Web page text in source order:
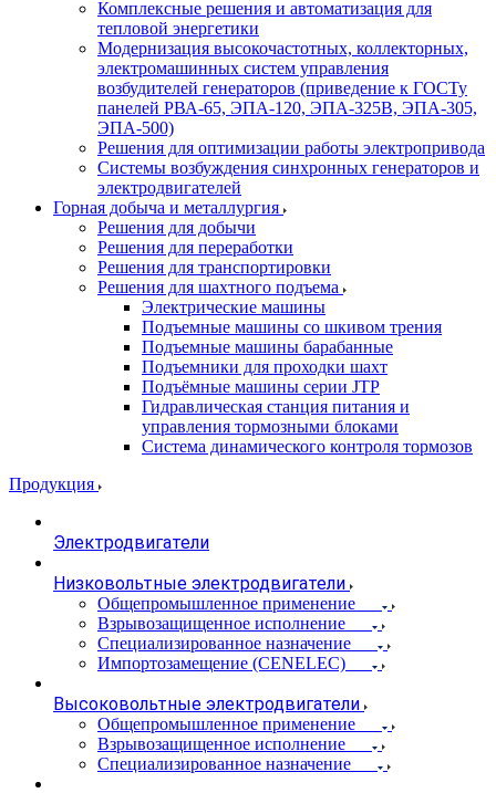
Комплексные решения и автоматизация для
тепловой энергетики
Модернизация высокочастотных, коллекторных,
электромашинных систем управления
возбудителей генераторов (приведение к ГОСТу
панелей РВА-65, ЭПА-120, ЭПА-325В, ЭПА-305,
ЭПА-500)
Решения для оптимизации работы электропривода
Системы возбуждения синхронных генераторов и
электродвигателей
Горная добыча и металлургия
Решения для добычи
Решения для переработки
Решения для транспортировки
Решения для шахтного подъема
Электрические машины
Подъемные машины со шкивом трения
Подъемные машины барабанные
Подъемники для проходки шахт
Подъёмные машины серии JTP
Гидравлическая станция питания и
управления тормозными блоками
Система динамического контроля тормозов
Продукция
Электродвигатели
Низковольтные электродвигатели
Общепромышленное применение
Взрывозащищенное исполнение
Специализированное назначение
Импортозамещение (CENELEC)
Высоковольтные электродвигатели
Общепромышленное применение
Взрывозащищенное исполнение
Специализированное назначение